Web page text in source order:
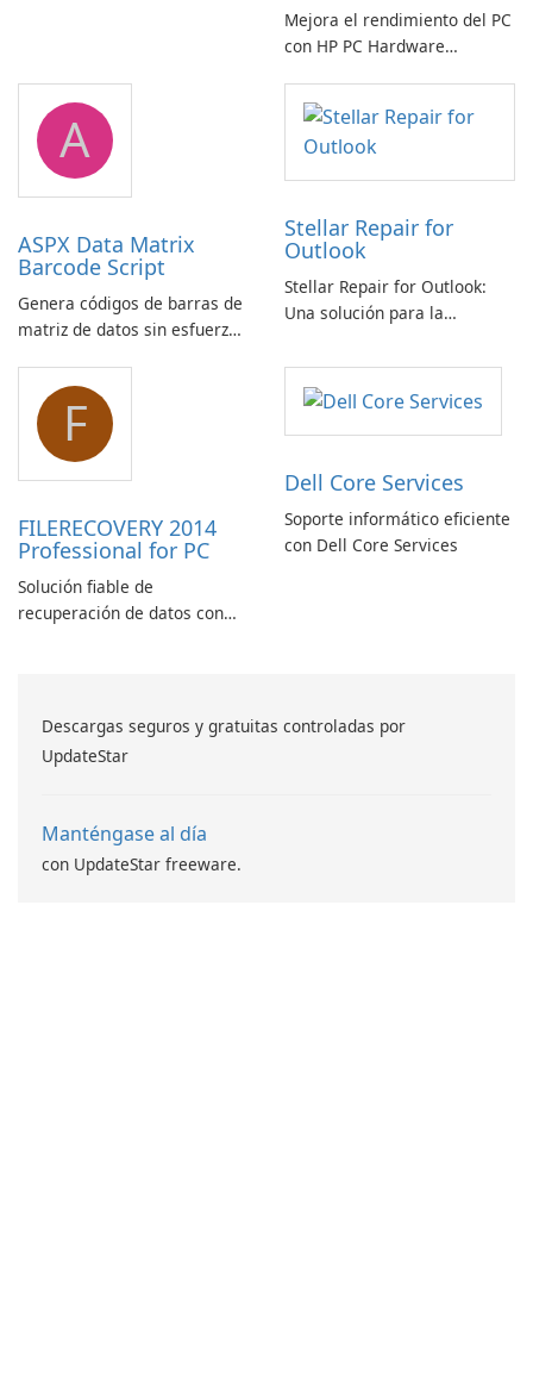
Mejora el rendimiento del PC
con HP PC Hardware
A
ASPX Data Matrix
Barcode Script
Genera códigos de barras de
matriz de datos sin esfuerzo
barras de matriz de datos
ASPX
Stellar Repair for
Outlook
Stellar Repair for Outlook:
Una solución para la
electrónico
F
FILERECOVERY 2014
Professional for PC
Solución fiable de
recuperación de datos con
Dell Core Services
Soporte informático eficiente
con Dell Core Services
Descargas seguros y gratuitas controladas por
UpdateStar
Manténgase al día
con UpdateStar freeware.